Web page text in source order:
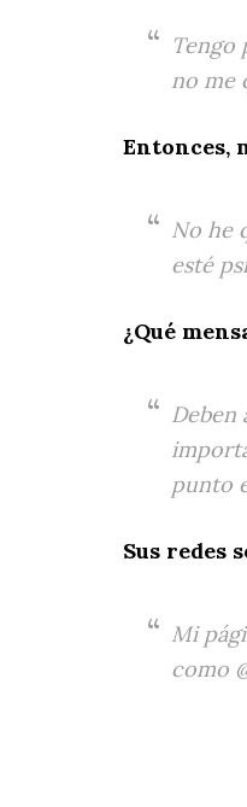
Tengo
no me
Entonces,
No he
esté
¿Qué
Deben
punto
Sus redes
Mi
como